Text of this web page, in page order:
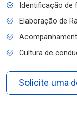
Identificação de
Elaboração de
Cultura de
Solicite uma